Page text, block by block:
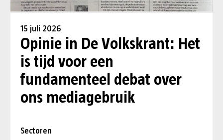
15 juli 2026
Opinie in De Volkskrant: Het
is tijd voor een
fundamenteel debat over
ons mediagebruik
Sectoren